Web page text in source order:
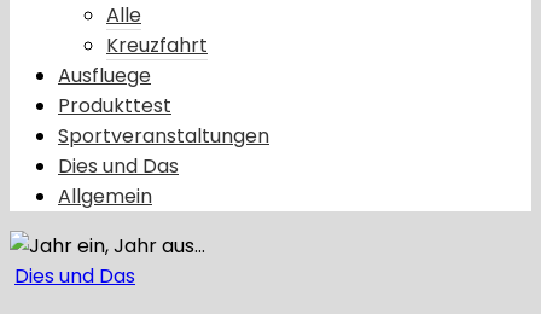
Alle
Kreuzfahrt
Ausfluege
Produkttest
Sportveranstaltungen
Dies und Das
Allgemein
Dies und Das